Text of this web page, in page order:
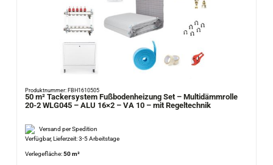
Produktnummer: FBH1610505
50 m² Tackersystem Fußbodenheizung Set – Multidämmrolle
20-2 WLG045 – ALU 16×2 – VA 10 – mit Regeltechnik
Versand per Spedition
Verfügbar, Lieferzeit: 3-5 Arbeitstage
Verlegefläche:50 m²